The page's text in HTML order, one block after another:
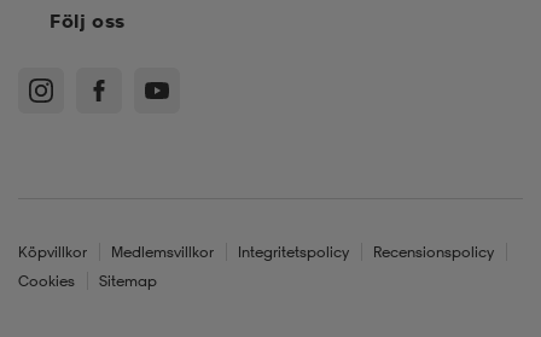
Följ oss
Köpvillkor Medlemsvillkor Integritetspolicy
Recensionspolicy
Cookies
Sitemap